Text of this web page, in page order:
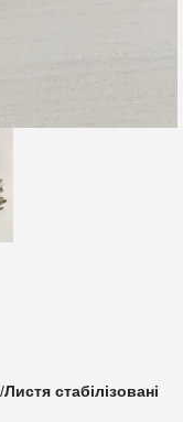
Листя стабілізовані